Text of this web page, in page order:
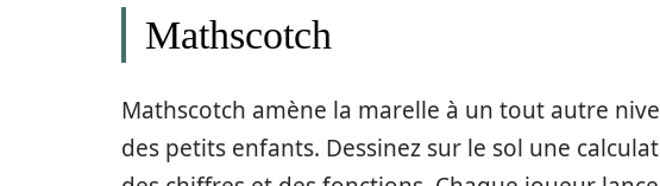
Mathscotch
Mathscotch amène la marelle à un tout autre
des petits enfants. Dessinez sur le sol une